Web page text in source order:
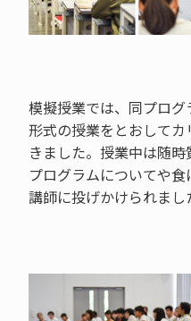
模擬授業では、同プロ
形式の授業をとおして
きました。授業中は随
プログラムについてや
講師に投げかけられまし